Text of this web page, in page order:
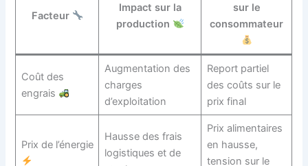
Facteur
Impact sur la
production
sur le
consommateur
Coût des
engrais
Augmentation des
charges
d’exploitation
Report partiel
des coûts sur le
prix final
Prix de l’énergie
Hausse des frais
logistiques et de
Prix alimentaires
en hausse,
tension sur le